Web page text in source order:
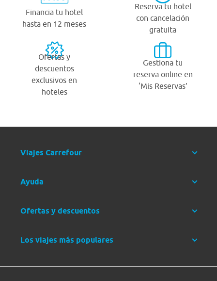
Financia tu hotel
hasta en 12 meses
Reserva tu hotel
con cancelación
gratuita
Ofertas y
descuentos
exclusivos en
hoteles
Gestiona tu
reserva online en
‘Mis Reservas’
Viajes Carrefour
Ayuda
Ofertas y descuentos
Los viajes más populares